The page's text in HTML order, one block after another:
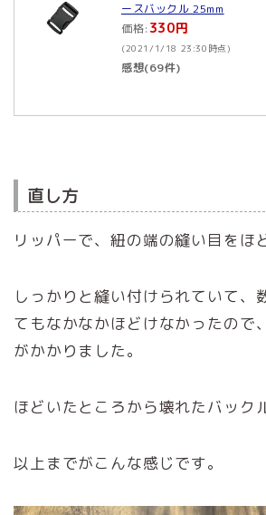
ースバックル 25mm
価格: 330円
(2021/1/18 23:30時点)
感想(69件)
直し方
リッパーで、紐の端の縫い目をほ
しっかりと縫い付けられていて、
てもなかなかほどけなかったので
がかかりました。
ほどいたところから壊れたバック
以上までがこんな感じです。